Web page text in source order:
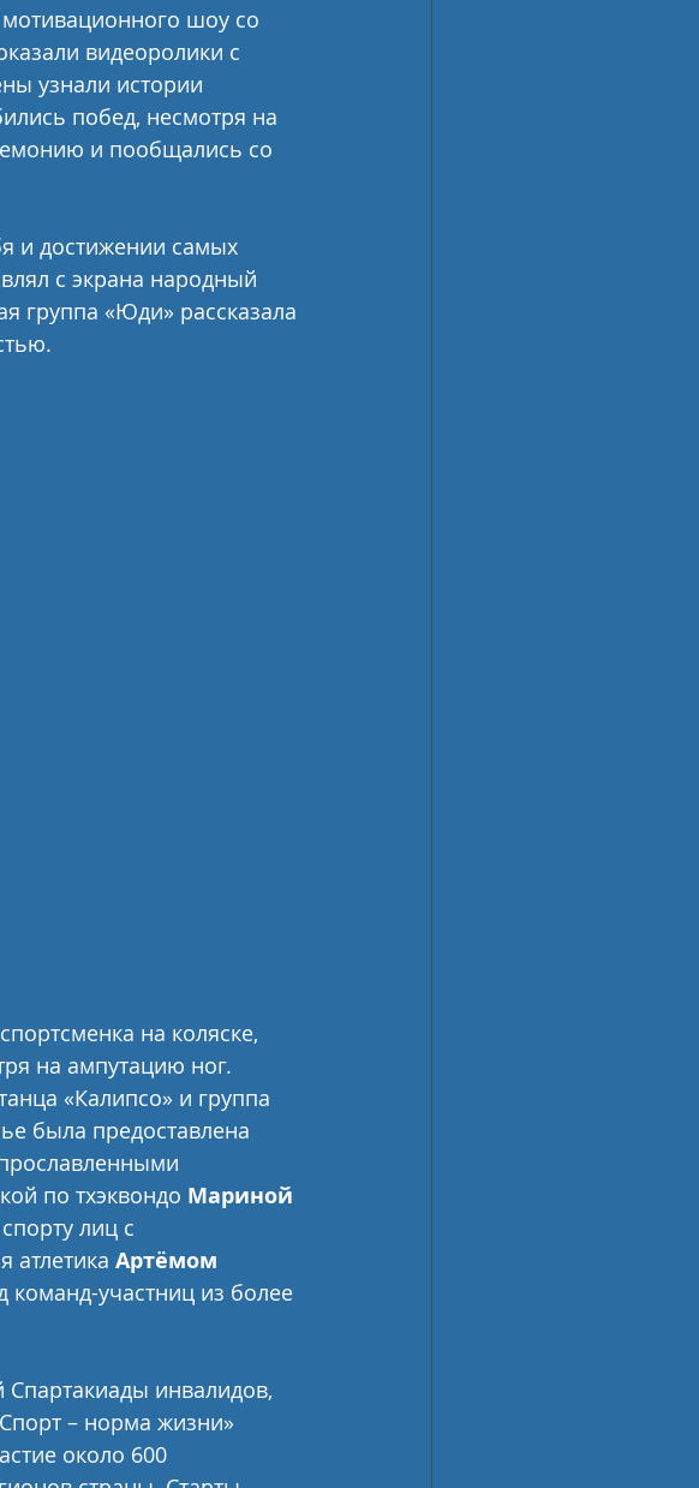
шоу со
видеоролики с
узнали истории
побед, несмотря на
и пообщались со
и достижении самых
с экрана народный
группа «Юди» рассказала
на коляске,
на ампутацию ног.
«Калипсо» и группа
была предоставлена
по тхэквондо Мариной
лиц с
атлетика Артёмом
команд-участниц из более
инвалидов,
– норма жизни»
около 600